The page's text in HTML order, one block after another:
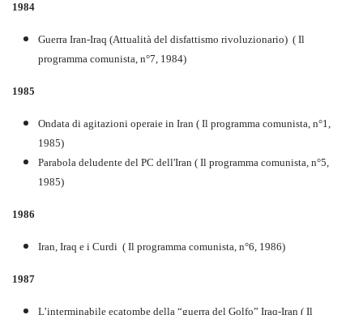
1984
Guerra Iran-Iraq (Attualità del disfattismo rivoluzionario) ( Il
programma comunista, n°7, 1984)
1985
Ondata di agitazioni operaie in Iran ( Il programma comunista, n°1,
1985)
Parabola deludente del PC dell'Iran ( Il programma comunista, n°5,
1985)
1986
Iran, Iraq e i Curdi ( Il programma comunista, n°6, 1986)
1987
L’interminabile ecatombe della “guerra del Golfo” Iraq-Iran ( Il